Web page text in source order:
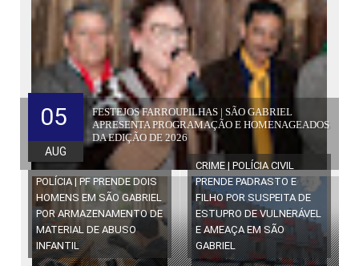
FESTEJOS FARROUPILHAS | SÃO GABRIEL
APRESENTA PROGRAMAÇÃO E HOMENAGEADOS
DA EDIÇÃO DE 2026
05
AUG
POLÍCIA | PF PRENDE DOIS
HOMENS EM SÃO GABRIEL
POR ARMAZENAMENTO DE
MATERIAL DE ABUSO
INFANTIL
CRIME | POLÍCIA CIVIL
PRENDE PADRASTO E
FILHO POR SUSPEITA DE
ESTUPRO DE VULNERÁVEL
E AMEAÇA EM SÃO
GABRIEL